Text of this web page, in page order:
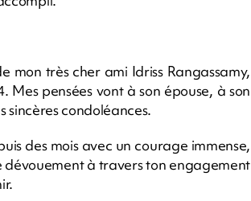
mon très cher ami Idriss Rangassamy,
pensées vont à son épouse, à son
sincères condoléances.
des mois avec un courage immense,
à travers ton engagement